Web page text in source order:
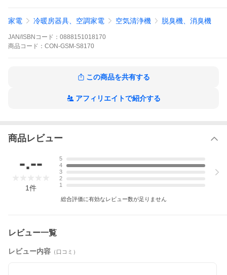
※ゴム製品や革製品などは、高濃度のオゾンに長時間触れると品
※医療器具の消臭目的のご使用はお避け下さい。
※火の近くや高温になる場所に置かないでください。
家電 冷暖房器具、空調家電 空気清浄機 脱臭機、消臭機
JAN/ISBNコード： 0888151018170
商品 コード： CON-GSM-S8170
この商品を共有する
アフィリエイトで紹介する
商品レビュー
-.--
1件
5
4
3
2
1
総合評価に有効なレビュー数が足りません
レビュー一覧
レビュー内容 （口コミ）